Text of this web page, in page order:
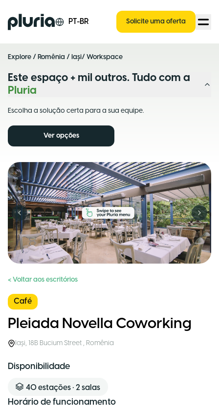
Logo Pluria PT-BR Solicite uma oferta
Explore / Romênia / Iași/ Workspace
Este espaço + mil outros. Tudo com a
Pluria
Escolha a solução certa para a sua equipe.
Ver opções
Previous slide Next
< Voltar aos escritórios
Café
Pleiada Novella Coworking
Iași, 18B Bucium Street , Romênia
Disponibilidade
40estações • 2 salas
Horário de funcionamento